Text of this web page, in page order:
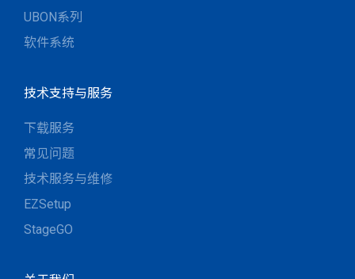
UBON系列
软件系统
技术支持与服务
下载服务
常见问题
技术服务与维修
EZSetup
StageGO